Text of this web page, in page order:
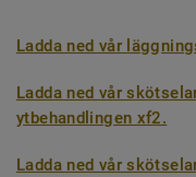
Ladda ned vår
Ladda ned vår
ytbehandlingen xf2.
Ladda ned vår